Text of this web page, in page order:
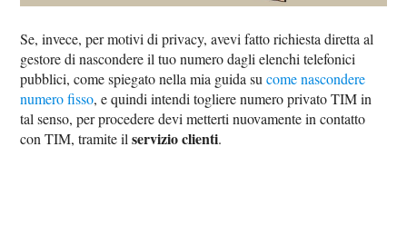
Se, invece, per motivi di privacy, avevi fatto richiesta diretta al
gestore di nascondere il tuo numero dagli elenchi telefonici
pubblici, come spiegato nella mia guida sucome nascondere
numero fisso, e quindi intendi togliere numero privato TIM in
tal senso, per procedere devi metterti nuovamente in contatto
con TIM, tramite ilservizio clienti.